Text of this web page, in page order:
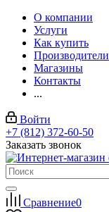
О компании
Услуги
Как купить
Производители
Магазины
Контакты
...
Войти
+7 (812) 372-60-50
Заказать звонок
Сравнение0